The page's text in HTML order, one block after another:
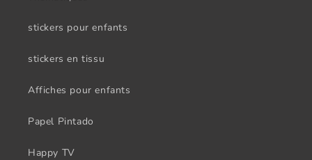
stickers pour enfants
stickers en tissu
Affiches pour enfants
Papel Pintado
Happy TV